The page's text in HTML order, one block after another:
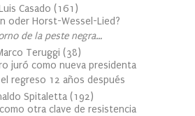
Casado (161 )
oder Horst-Wessel-Lied?
de la peste negra…
Teruggi (38)
juró como nueva presidenta
regreso 12 años después
Spitaletta (192)
otra clave de resistencia